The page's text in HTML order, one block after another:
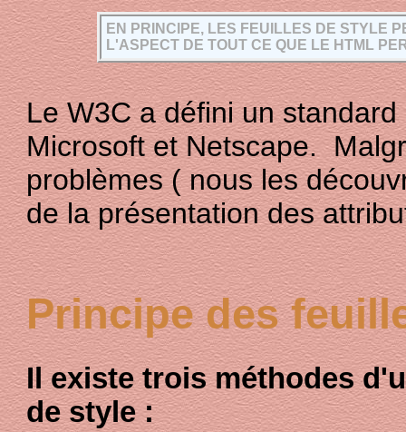
EN PRINCIPE, LES FEUILLES DE STYLE
L'ASPECT DE TOUT CE QUE LE HTML
Le W3C a défini un
Microsoft et Netscape.
problèmes ( nous les
de la présentation des
Principe des
Il existe trois méthodes
de style :